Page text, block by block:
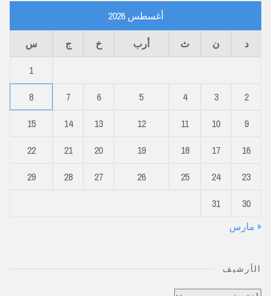
أغسطس 2026
د ن ث أرب خ ج
س
1
2
3
4
5
6
7
8
9
10
11
12
13
14
15
16
17
18
19
20
21
22
23
24
25
26
27
28
29
30
31
« مارس
الأرشيف